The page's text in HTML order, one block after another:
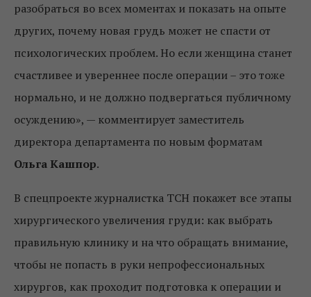
разобраться во всех моментах и показать на опыте
других, почему новая грудь может не спасти от
психологических проблем. Но если женщина станет
счастливее и увереннее после операции – это тоже
нормально, и не должно подвергаться публичному
осуждению», — комментирует заместитель
директора департамента по новым форматам
Ольга Кашпор.
В спецпроекте журналистка ТСН покажет все этапы
хирургического увеличения груди: как выбрать
правильную клинику и на что обращать внимание,
чтобы не попасть в руки непрофессиональных
хирургов, как проходит подготовка к операции и